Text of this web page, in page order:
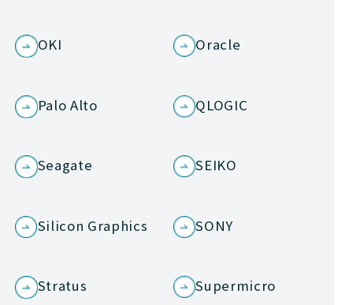
OKI Oracle
Palo Alto QLOGIC
Seagate SEIKO
Silicon Graphics SONY
Stratus Supermicro